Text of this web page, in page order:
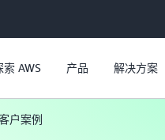
索 AWS 产品 解决方案
户案例